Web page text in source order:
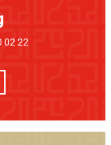
02 22